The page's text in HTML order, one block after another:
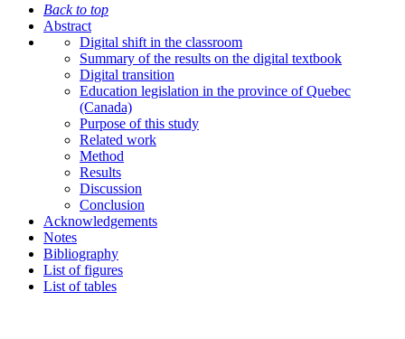
Back to top
Abstract
Digital shift in the classroom
Summary of the results on the digital textbook
Digital transition
Education legislation in the province of Quebec
(Canada)
Purpose of this study
Related work
Method
Results
Discussion
Conclusion
Acknowledgements
Notes
Bibliography
List of figures
List of tables